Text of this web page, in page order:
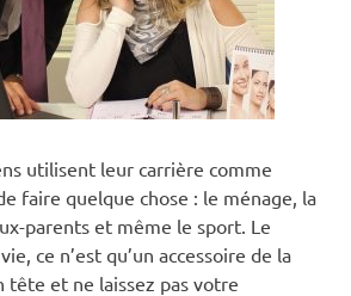
utilisent leur carrière comme
faire quelque chose : le ménage, la
parents et même le sport. Le
ce n’est qu’un accessoire de la
tête et ne laissez pas votre